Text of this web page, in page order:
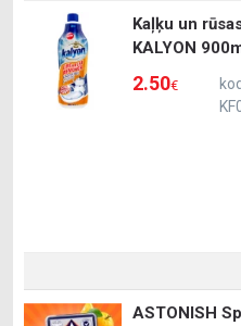
Kaļķu un
KALYON
2.50€
ASTONISH